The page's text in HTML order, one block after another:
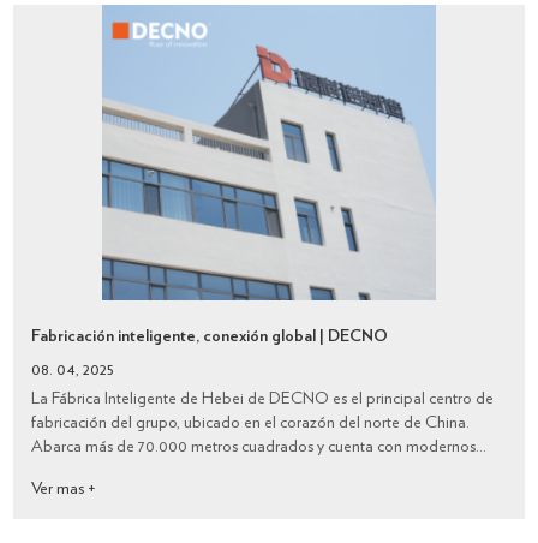
Fabricación inteligente, conexión global | DECNO
08. 04, 2025
La Fábrica Inteligente de Hebei de DECNO es el principal centro de
fabricación del grupo, ubicado en el corazón del norte de China.
Abarca más de 70.000 metros cuadrados y cuenta con modernos
producción automatizados. Nos es...
Ver mas +